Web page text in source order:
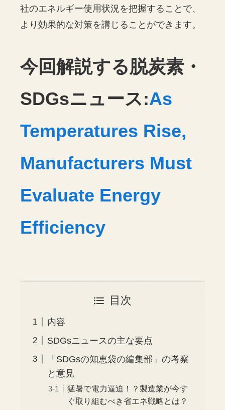
社のエネルギー使用状況を把握することで、
より効果的な対策を講じることができます。
今回解説する脱炭素・
SDGsニュース:As
Temperatures Rise,
Manufacturers Must
Evaluate Energy
Efficiency
目次
内容
SDGsニュースの主な要点
「SDGsの知恵袋の編集部」の考察
と意見
猛暑で電力逼迫！？製造業が今す
ぐ取り組むべき省エネ戦略とは？